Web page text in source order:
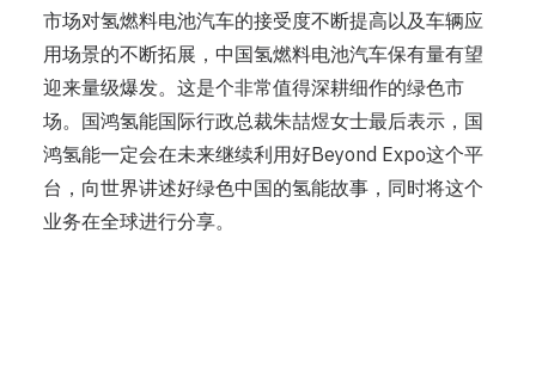
市场对氢燃料电池汽车的接受度不断提高以及车辆应
用场景的不断拓展，中国氢燃料电池汽车保有量有望
迎来量级爆发。这是个非常值得深耕细作的绿色市
场。国鸿氢能国际行政总裁朱喆煜女士最后表示，国
鸿氢能一定会在未来继续利用好Beyond Expo这个平
台，向世界讲述好绿色中国的氢能故事，同时将这个
业务在全球进行分享。